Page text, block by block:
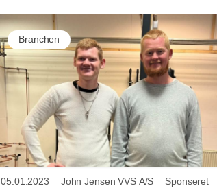
Annonce
Branchen
05.01.2023 John Jensen VVS A/S Sponseret